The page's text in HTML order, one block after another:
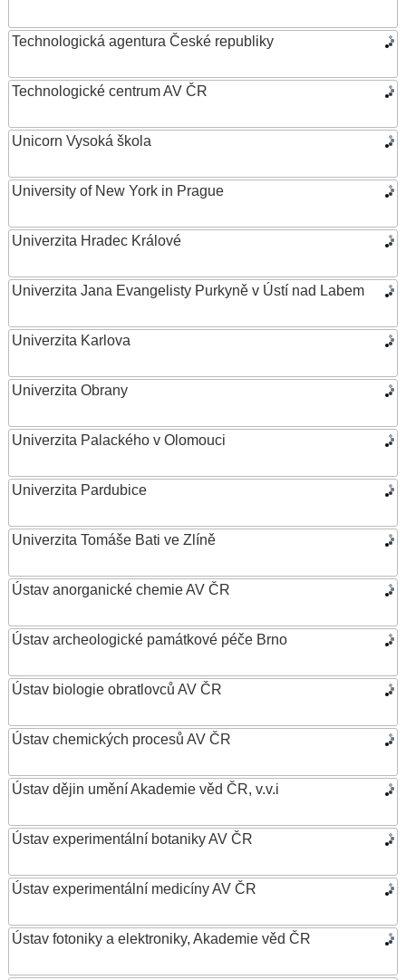
Technologická agentura České republiky
Technologické centrum AV ČR
Unicorn Vysoká škola
University of New York in Prague
Univerzita Hradec Králové
Univerzita Jana Evangelisty Purkyně v Ústí nad Labem
Univerzita Karlova
Univerzita Obrany
Univerzita Palackého v Olomouci
Univerzita Pardubice
Univerzita Tomáše Bati ve Zlíně
Ústav anorganické chemie AV ČR
Ústav archeologické památkové péče Brno
Ústav biologie obratlovců AV ČR
Ústav chemických procesů AV ČR
Ústav dějin umění Akademie věd ČR, v.v.i
Ústav experimentální botaniky AV ČR
Ústav experimentální medicíny AV ČR
Ústav fotoniky a elektroniky, Akademie věd ČR